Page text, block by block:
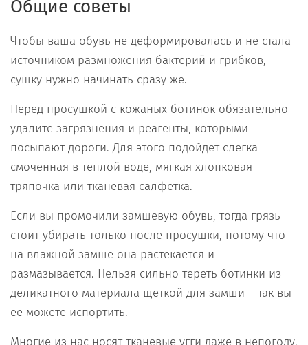
Общие советы
Чтобы ваша обувь не деформировалась и не стала
источником размножения бактерий и грибков,
сушку нужно начинать сразу же.
Перед просушкой с кожаных ботинок обязательно
удалите загрязнения и реагенты, которыми
посыпают дороги. Для этого подойдет слегка
смоченная в теплой воде, мягкая хлопковая
тряпочка или тканевая салфетка.
Если вы промочили замшевую обувь, тогда грязь
стоит убирать только после просушки, потому что
на влажной замше она растекается и
размазывается. Нельзя сильно тереть ботинки из
деликатного материала щеткой для замши – так вы
ее можете испортить.
Многие из нас носят тканевые угги даже в непогоду.